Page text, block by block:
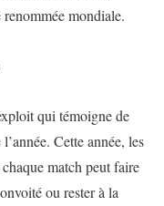
mondiale.
qui témoigne de
Cette année, les
match peut faire
ou rester à la